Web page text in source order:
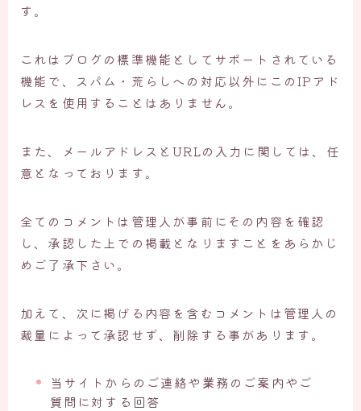
す。
これはブログの標準機能としてサポートされている
機能で、スパム・荒らしへの対応以外にこのIPアド
レスを使用することはありません。
また、メールアドレスとURLの入力に関しては、任
意となっております。
全てのコメントは管理人が事前にその内容を確認
し、承認した上での掲載となりますことをあらかじ
めご了承下さい。
加えて、次に掲げる内容を含むコメントは管理人の
裁量によって承認せず、削除する事があります。
当サイトからのご連絡や業務のご案内やご
質問に対する回答